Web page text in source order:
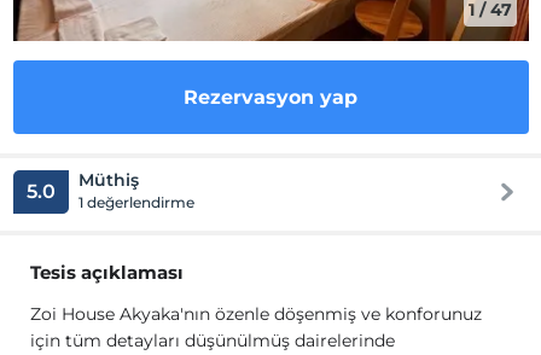
1 /47
Rezervasyon yap
5.0 Müthiş
1 değerlendirme
Tesis açıklaması
Zoi House Akyaka'nın özenle döşenmiş ve konforunuz
için tüm detayları düşünülmüş dairelerinde